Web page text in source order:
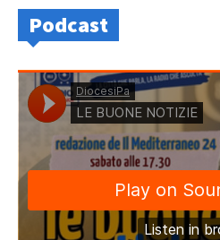
Podcast